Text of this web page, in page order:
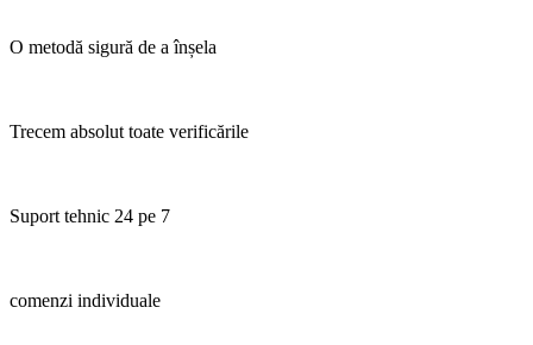
O metodă sigură de a înșela
Trecem absolut toate verificările
Suport tehnic 24 pe 7
comenzi individuale